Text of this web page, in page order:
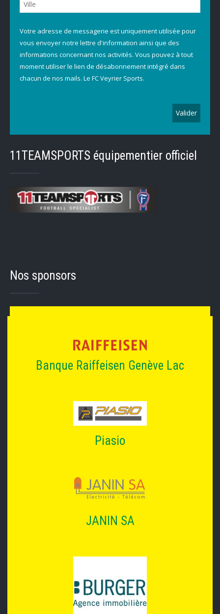
Votre adresse de messagerie est uniquement utilisée pour
vous envoyer notre lettre d'information ainsi que des
informations concernant nos activités. Vous pouvez à tout
moment utiliser le lien de désabonnement intégré dans
chacun de nos mails. Le FC Veyrier Sports.
11TEAMSPORTS équipementier officiel
Nos sponsors
Banque Raiffeisen Genève Lac
Piasio
JANIN SA